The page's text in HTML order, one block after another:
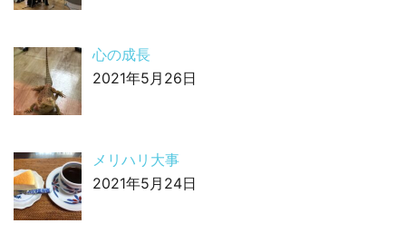
心の成長
2021年5月26日
メリハリ大事
2021年5月24日